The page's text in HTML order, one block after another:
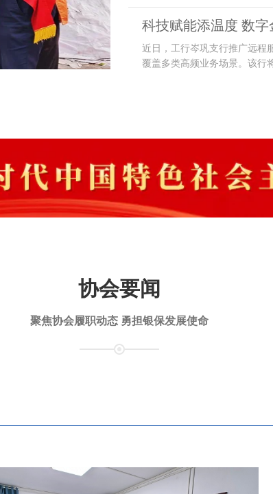
科技赋能添温度 数
近日，工行岑巩支行推广远程
覆盖多类高频业务场景。该行
协会要闻
聚焦协会履职动态 勇担银保发展使命